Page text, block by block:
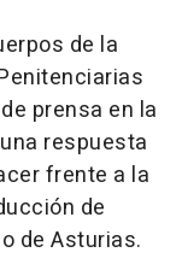
de la
prensa en la
respuesta
frente a la
de
de Asturias.